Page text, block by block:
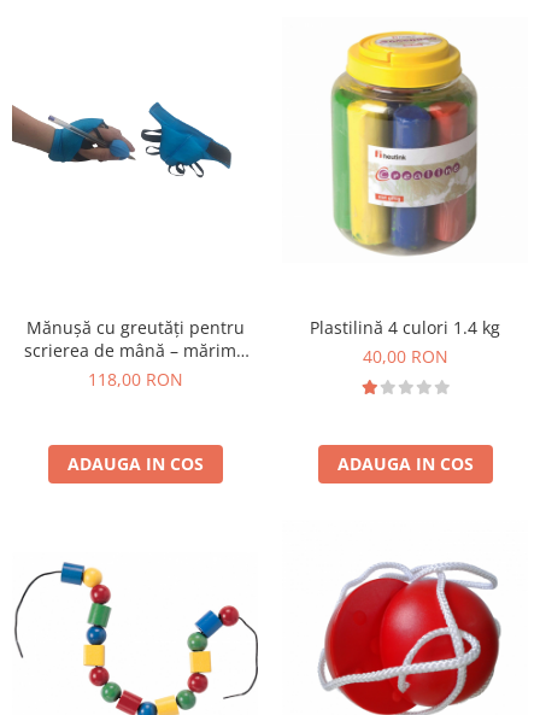
Mănușă cu greutăți pentru
scrierea de mână – mărime
mică
118,00 RON
ADAUGA IN COS
Plastilină 4 culori 1.4 kg
40,00 RON
ADAUGA IN COS